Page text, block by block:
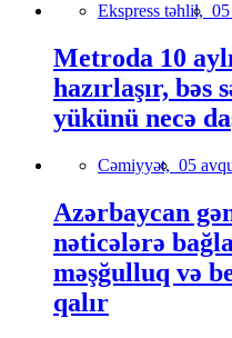
Ekspress təhlil,
Metroda 10
hazırlaşır, bəs
yükünü necə
Cəmiyyət, 05
Azərbaycan
nəticələrə
məşğulluq və
qalır